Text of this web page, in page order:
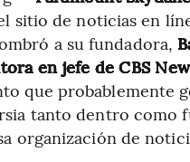
sitio de noticias en
a su fundadora,
en jefe de CBS
que probablemente
tanto dentro como
organización de